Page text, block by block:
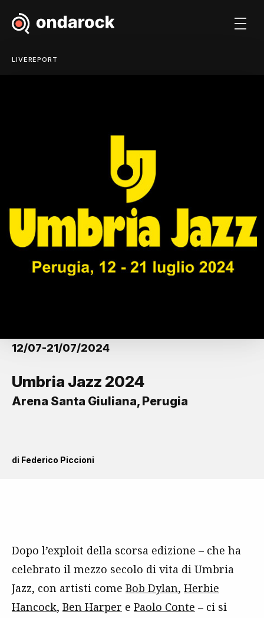
LIVEREPORT
12/07-21/07/2024
Umbria Jazz 2024
Arena Santa Giuliana, Perugia
di Federico Piccioni
Dopo l’exploit della scorsa edizione – che ha
celebrato il mezzo secolo di vita di Umbria
Jazz, con artisti come Bob Dylan, Herbie
Hancock, Ben Harper e Paolo Conte – ci si